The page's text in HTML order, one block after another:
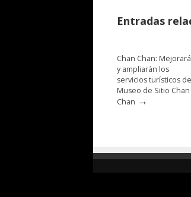
Entradas
Chan Chan:
y ampliarán los
servicios turísticos
Museo de Sitio Chan
Chan →